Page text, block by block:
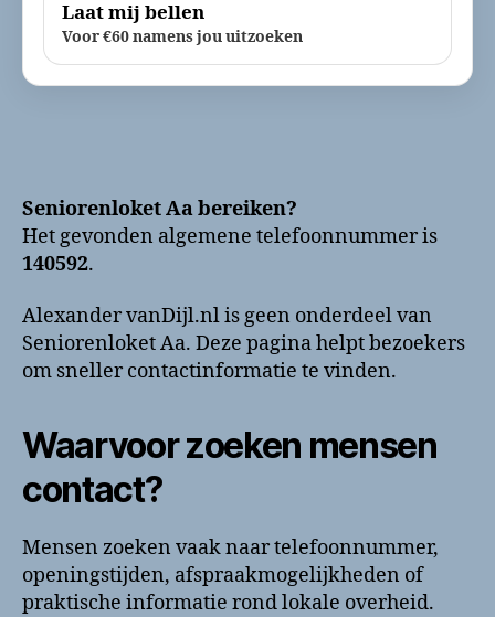
Laat mij bellen
Voor €60 namens jou uitzoeken
Seniorenloket Aa bereiken?
Het gevonden algemene telefoonnummer is
140592.
Alexander vanDijl.nl is geen onderdeel van
Seniorenloket Aa. Deze pagina helpt bezoekers
om sneller contactinformatie te vinden.
Waarvoor zoeken mensen
contact?
Mensen zoeken vaak naar telefoonnummer,
openingstijden, afspraakmogelijkheden of
praktische informatie rond lokale overheid.